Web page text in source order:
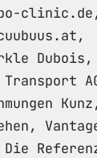
clinic.de,
Transport
Die